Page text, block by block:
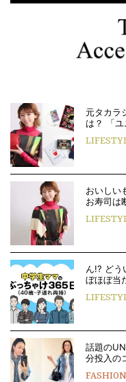
元タカラ
は？ 「
おいしい
お寿司は
ん!? どう
ぼほぼ当
話題の
分投入の
FASHION